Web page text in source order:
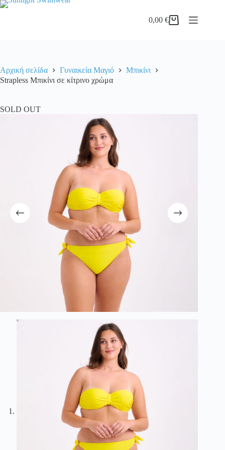
Μετάβαση
Καλάθι
0,00€
Αρχική σελίδα Γυναικεία Μαγιό
Μπικίνι
Strapless Mπικίνι σε κίτρινο χρώμα
SOLD OUT